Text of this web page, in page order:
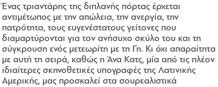
Ένας τριαντάρης της διπλανής πόρτας έρχεται
αντιμέτωπος με την απώλεια, την ανεργία, την
πατρότητα, τους ευγενέστατους γείτονες που
διαμαρτύρονται για τον ανήσυχο σκύλο του και τη
σύγκρουση ενός μετεωρίτη με τη Γη. Κι όχι απαραίτητα
με αυτή τη σειρά, καθώς η Άνα Κατς, μία από τις πλέον
ιδιαίτερες σκηνοθετικές υπογραφές της Λατινικής
Αμερικής, μας προσκαλεί στα σουρεαλιστικά